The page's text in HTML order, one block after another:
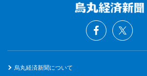
烏丸経済新聞について